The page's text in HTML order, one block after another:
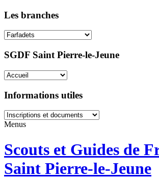
Les branches
SGDF Saint Pierre-le-Jeune
Informations utiles
Menus
Scouts et Guides de
Saint Pierre-le-Jeune